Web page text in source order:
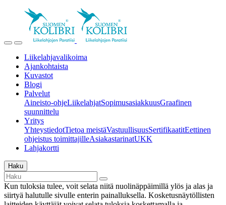
Liikelahjavalikoima
Ajankohtaista
Kuvastot
Blogi
Palvelut
Aineisto-ohjeLiikelahjatSopimusasiakkuusGraafinen
suunnittelu
Yritys
YhteystiedotTietoa meistäVastuullisuusSertifikaatitEettinen
ohjeistus toimittajilleAsiakastarinatUKK
Lahjakortti
Haku
Kun tuloksia tulee, voit selata niitä nuolinäppäimillä ylös ja alas ja
siirtyä halutulle sivulle enterin painalluksella. Kosketusnäytöllisten